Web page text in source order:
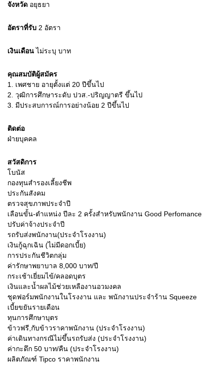
จังหวัด อยุธยา
อัตราที่รับ 2 อัตรา
เงินเดือนไม่ระบุ บาท
คุณสมบัติผู้สมัคร
1.
เพศชาย อายุตั้งแต่ 20 ปีขึ้นไป
2. วุฒิการศึกษาระดับ ปวส.-ปริญญาตรี ขึ้นไป
3. มีประสบการณ์การอย่างน้อย 2 ปีขึ้นไป
ติดต่อ
ฝ่ายบุคคล
สวัสดิการ
โบนัส
กองทุนสำรองเลี้ยงชีพ
ประกันสังคม
ตรวจสุขภาพประจำปี
เลือนขั้น-ตำแหน่ง ปีละ 2 ครั้งสำหรับพนักงาน Good Perfomance
ปรับค่าจ้างประจำปี
รถรับส่งพนักงาน(ประจำโรงงาน)
เงินกู้ฉุกเฉิน (ไม่มีดอกเบี้ย)
การประกันชีวิตกลุ่ม
ค่ารักษาพยาบาล 8,000 บาท/ปี
กระเช้าเยี่ยมไข้/คลอดบุตร
เงินและน้ำผลไม้ช่วยเหลืองานอวมงคล
ชุดฟอร์มพนักงานในโรงงาน และ พนักงานประจำร้าน Squeeze
เบี้ยขยันรายเดือน
ทุนการศึกษาบุตร
ข้าวฟรี,กับข้าวราคาพนักงาน (ประจำโรงงาน)
ค่าเดินทางกรณีไม่ขึ้นรถรับส่ง (ประจำโรงงาน)
ค่ากะดึก 50 บาท/คืน (ประจำโรงงาน)
ผลิตภัณฑ์ Tipco ราคาพนักงาน